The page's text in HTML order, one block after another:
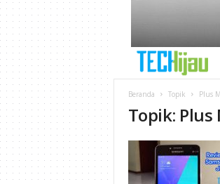
Beranda Topik Plus
Topik: